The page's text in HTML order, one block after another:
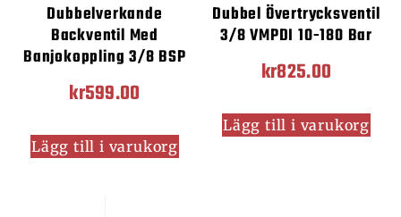
Dubbelverkande
Backventil Med
Banjokoppling 3/8 BSP
kr599.00
Lägg till i varukorg
Dubbel Övertrycksventil
3/8 VMPDI 10-180 Bar
kr825.00
Lägg till i varukorg